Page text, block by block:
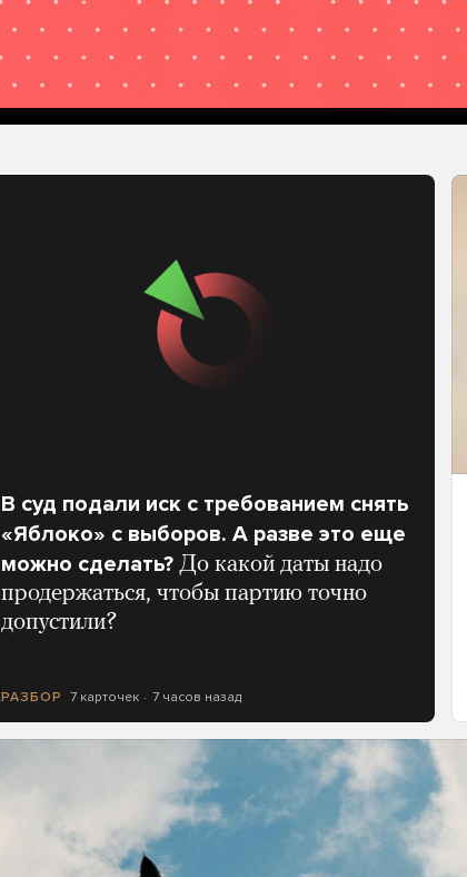
В суд подали иск с требованием снять
«Яблоко» с выборов. А разве это еще
можно сделать? До какой даты надо
продержаться, чтобы партию точно
допустили?
РАЗБОР 7 карточек 7 часов назад